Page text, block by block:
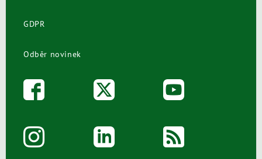
GDPR
Odběr novinek